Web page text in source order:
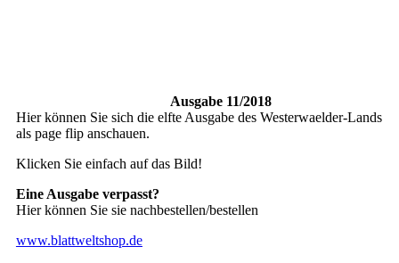
Ausgabe 11/2018
Hier können Sie sich die elfte Ausgabe des Westerwaelder-Lands
als page flip anschauen.
Klicken Sie einfach auf das Bild!
Eine Ausgabe verpasst?
Hier können Sie sie nachbestellen/bestellen
www.blattweltshop.de